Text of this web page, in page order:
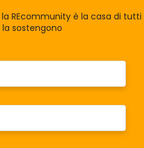
REcommunity è la casa di tutti
sostengono